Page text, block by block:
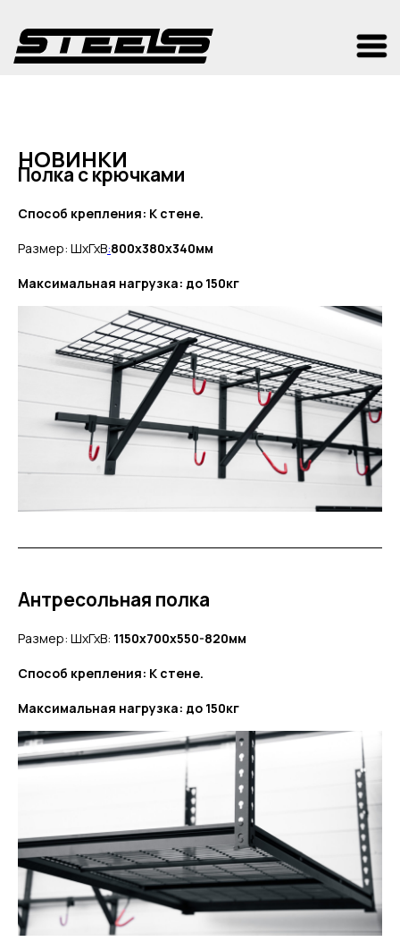
НОВИНКИ
Полка с крючками
Способ крепления: К стене.
Размер: ШхГхВ:800х380х340мм
Максимальная нагрузка: до 150кг
Антресольная полка
Размер: ШхГхВ: 1150x700x550-820мм
Способ крепления: К стене.
Максимальная нагрузка: до 150кг